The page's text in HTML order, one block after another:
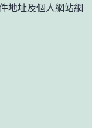
地址及個人網站網